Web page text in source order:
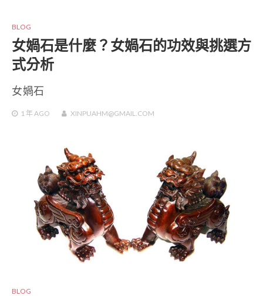
BLOG
女媧石是什麼？女媧石的功效與挑選方
式分析
女媧石
1 年 AGO XINPUAHM@GMAIL.COM
BLOG